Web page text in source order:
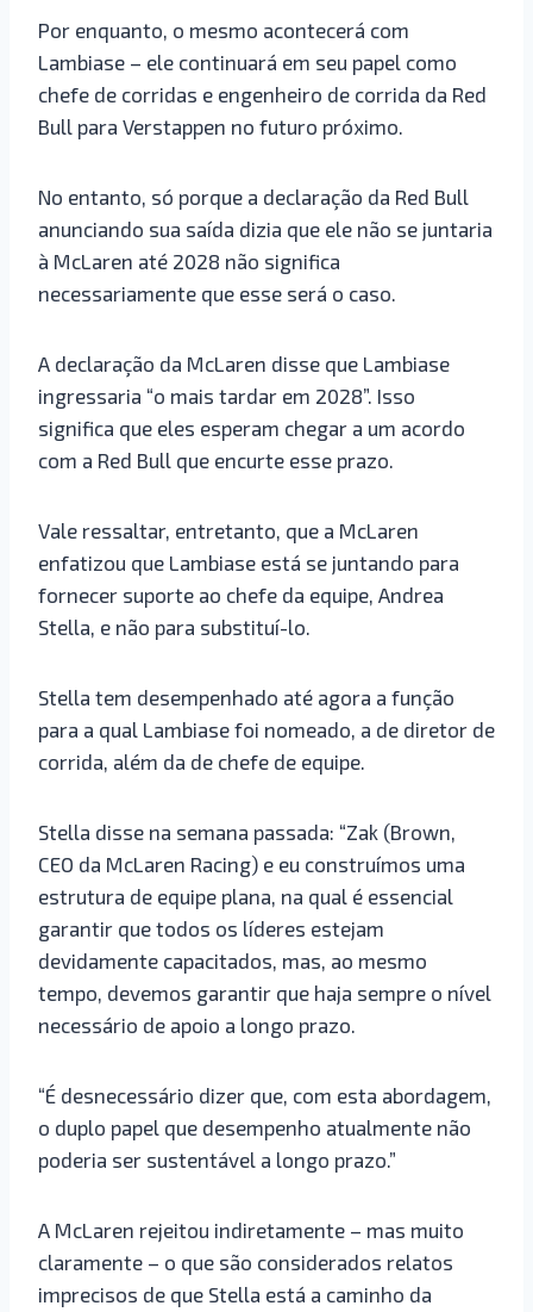
Por enquanto, o mesmo acontecerá com
Lambiase – ele continuará em seu papel como
chefe de corridas e engenheiro de corrida da Red
Bull para Verstappen no futuro próximo.
No entanto, só porque a declaração da Red Bull
anunciando sua saída dizia que ele não se juntaria
à McLaren até 2028 não significa
necessariamente que esse será o caso.
A declaração da McLaren disse que Lambiase
ingressaria “o mais tardar em 2028”. Isso
significa que eles esperam chegar a um acordo
com a Red Bull que encurte esse prazo.
Vale ressaltar, entretanto, que a McLaren
enfatizou que Lambiase está se juntando para
fornecer suporte ao chefe da equipe, Andrea
Stella, e não para substituí-lo.
Stella tem desempenhado até agora a função
para a qual Lambiase foi nomeado, a de diretor de
corrida, além da de chefe de equipe.
Stella disse na semana passada: “Zak (Brown,
CEO da McLaren Racing) e eu construímos uma
estrutura de equipe plana, na qual é essencial
garantir que todos os líderes estejam
devidamente capacitados, mas, ao mesmo
tempo, devemos garantir que haja sempre o nível
necessário de apoio a longo prazo.
“É desnecessário dizer que, com esta abordagem,
o duplo papel que desempenho atualmente não
poderia ser sustentável a longo prazo.”
A McLaren rejeitou indiretamente – mas muito
claramente – o que são considerados relatos
imprecisos de que Stella está a caminho da